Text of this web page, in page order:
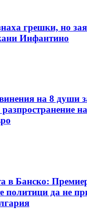
грешки, но
Инфантино
на 8 души
в Банско:
политици да не